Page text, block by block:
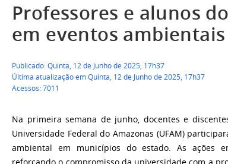
Professores e alunos
em eventos ambientais
Publicado: Quinta, 12 de Junho de 2025, 17h37
Última atualização em Quinta, 12 de Junho de 2025, 17h37
Acessos: 7011
Na primeira semana de junho, docentes e
Universidade Federal do Amazonas (UFAM)
ambiental em municípios do estado. As ações